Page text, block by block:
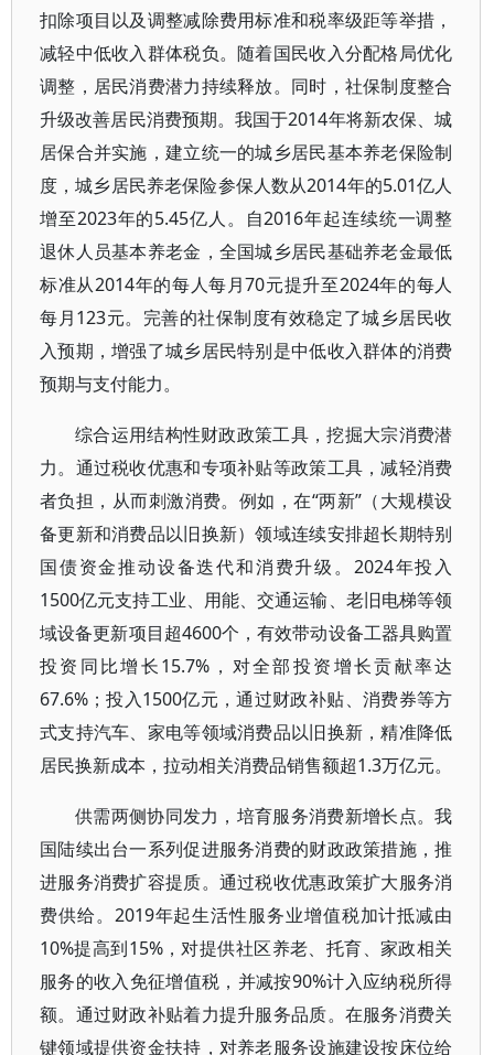
扣除项目以及调整减除费用标准和税率级距等举措，
减轻中低收入群体税负。随着国民收入分配格局优化
调整，居民消费潜力持续释放。同时，社保制度整合
升级改善居民消费预期。我国于2014年将新农保、城
居保合并实施，建立统一的城乡居民基本养老保险制
度，城乡居民养老保险参保人数从2014年的5.01亿人
增至2023年的5.45亿人。自2016年起连续统一调整
退休人员基本养老金，全国城乡居民基础养老金最低
标准从2014年的每人每月70元提升至2024年的每人
每月123元。完善的社保制度有效稳定了城乡居民收
入预期，增强了城乡居民特别是中低收入群体的消费
预期与支付能力。
综合运用结构性财政政策工具，挖掘大宗消费潜
力。通过税收优惠和专项补贴等政策工具，减轻消费
者负担，从而刺激消费。例如，在“两新”（大规模设
备更新和消费品以旧换新）领域连续安排超长期特别
国债资金推动设备迭代和消费升级。2024年投入
1500亿元支持工业、用能、交通运输、老旧电梯等领
域设备更新项目超4600个，有效带动设备工器具购置
投资同比增长15.7%，对全部投资增长贡献率达
67.6%；投入1500亿元，通过财政补贴、消费券等方
式支持汽车、家电等领域消费品以旧换新，精准降低
居民换新成本，拉动相关消费品销售额超1.3万亿元。
供需两侧协同发力，培育服务消费新增长点。我
国陆续出台一系列促进服务消费的财政政策措施，推
进服务消费扩容提质。通过税收优惠政策扩大服务消
费供给。2019年起生活性服务业增值税加计抵减由
10%提高到15%，对提供社区养老、托育、家政相关
服务的收入免征增值税，并减按90%计入应纳税所得
额。通过财政补贴着力提升服务品质。在服务消费关
键领域提供资金扶持，对养老服务设施建设按床位给